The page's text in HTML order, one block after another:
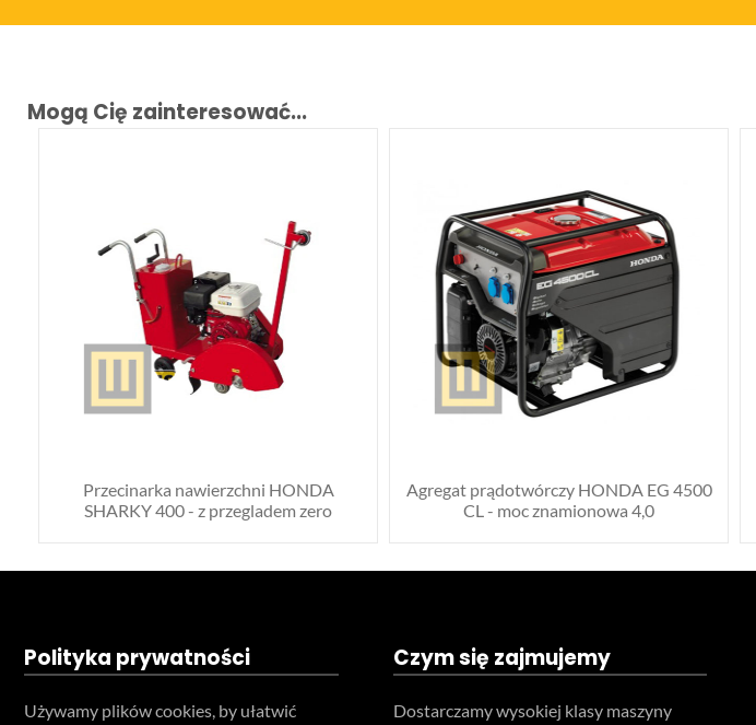
Mogą Cię zainteresować...
Przecinarka nawierzchni HONDA
SHARKY 400 - z przegladem zero
Agregat prądotwórczy HONDA EG 4500
CL - moc znamionowa 4,0
Polityka prywatności
Używamy plików cookies, by ułatwić
Czym się zajmujemy
Dostarczamy wysokiej klasy maszyny